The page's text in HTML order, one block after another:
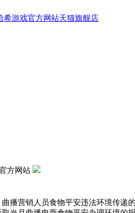
希游戏官方网站天猫旗舰店
方网站
营销人员食物平安违法环境传递